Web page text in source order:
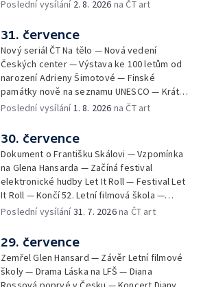
Mercury
Poslední vysílání 2. 8. 2026 na ČT art
31. července
Nový seriál ČT Na tělo — Nová vedení
Českých center — Výstava ke 100 letům od
narození Adrieny Šimotové — Finské
památky nově na seznamu UNESCO — Krátké
zprávy z kultury — Začíná Jiráskův Hronov —
Poslední vysílání1. 8. 2026 na ČT art
30. července
Dokument o Františku Skálovi — Vzpomínka
na Glena Hansarda — Začíná festival
elektronické hudby Let It Roll — Festival Let
It Roll — Končí 52. Letní filmová škola —
Krátké zprávy z kultury — Rekonstrukce
Poslední vysílání31. 7. 2026na ČT art
29. července
Zemřel Glen Hansard — Závěr Letní filmové
školy — Drama Láska na LFŠ — Diana